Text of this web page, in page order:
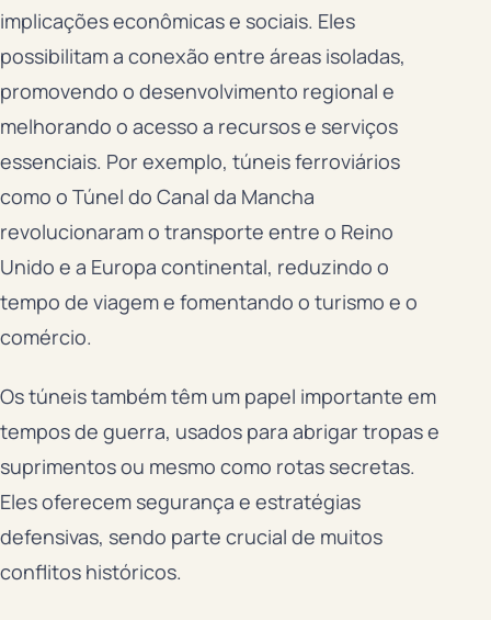
implicações econômicas e sociais. Eles
possibilitam a conexão entre áreas isoladas,
promovendo o desenvolvimento regional e
melhorando o acesso a recursos e serviços
essenciais. Por exemplo, túneis ferroviários
como o Túnel do Canal da Mancha
revolucionaram o transporte entre o Reino
Unido e a Europa continental, reduzindo o
tempo de viagem e fomentando o turismo e o
comércio.
Os túneis também têm um papel importante em
tempos de guerra, usados para abrigar tropas e
suprimentos ou mesmo como rotas secretas.
Eles oferecem segurança e estratégias
defensivas, sendo parte crucial de muitos
conflitos históricos.